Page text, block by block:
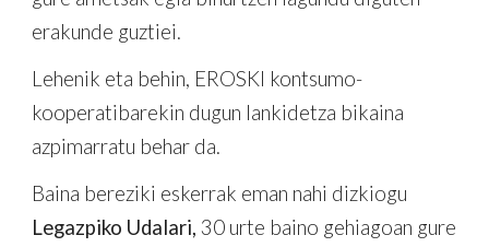
erakunde guztiei.
Lehenik eta behin, EROSKI kontsumo-
kooperatibarekin dugun lankidetza bikaina
azpimarratu behar da.
Baina bereziki eskerrak eman nahi dizkiogu
Legazpiko Udalari,30 urte baino gehiagoan gure